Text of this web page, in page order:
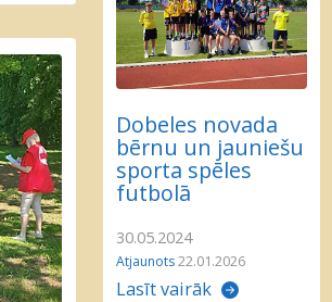
Dobeles novada
bērnu un jauniešu
sporta spēles
futbolā
30.05.2024
Atjaunots22.01.2026
Lasīt vairāk